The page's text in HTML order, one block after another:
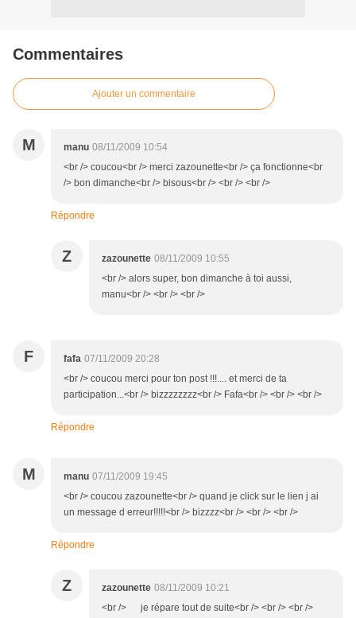
Commentaires
Ajouter un commentaire
M manu 08/11/2009 10:54
<br /> coucou<br /> merci zazounette<br /> ça fonctionne<br
/> bon dimanche<br /> bisous<br /> <br /> <br />
Répondre
Z zazounette 08/11/2009 10:55
<br /> alors super, bon dimanche à toi aussi,
manu<br /> <br /> <br />
F fafa 07/11/2009 20:28
<br /> coucou merci pour ton post !!!.... et merci de ta
participation...<br /> bizzzzzzzz<br /> Fafa<br /> <br /> <br />
Répondre
M manu 07/11/2009 19:45
<br /> coucou zazounette<br /> quand je click sur le lien j ai
un message d erreur!!!!!<br /> bizzzz<br /> <br /> <br />
Répondre
Z zazounette 08/11/2009 10:21
<br /> je répare tout de suite<br /> <br /> <br />